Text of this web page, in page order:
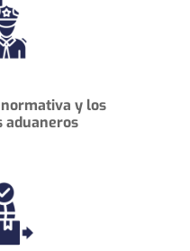
y los
aduaneros